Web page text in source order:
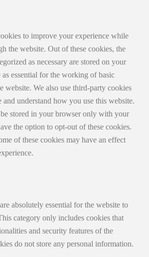
to improve your experience while
the website. Out of these cookies, the
as necessary are stored on your
as essential for the working of basic
website. We also use third-party cookies
and understand how you use this website.
stored in your browser only with your
the option to opt-out of these cookies.
of these cookies may have an effect
absolutely essential for the website to
category only includes cookies that
and security features of the
do not store any personal information.